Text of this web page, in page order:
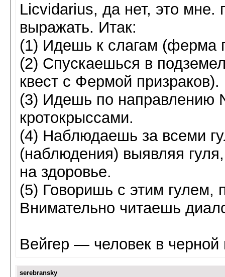
Licvidarius, да нет, это мне.
выражать. Итак:
(1) Идешь к слагам (ферма
(2) Спускаешься в
квест с Фермой призраков).
(3) Идешь по направлению
кротокрыссами.
(4) Наблюдаешь за всеми
(наблюдения) выявляя
на здоровье.
(5) Говоришь с этим
Внимательно читаешь
Вейгер — человек в черной
serebransky